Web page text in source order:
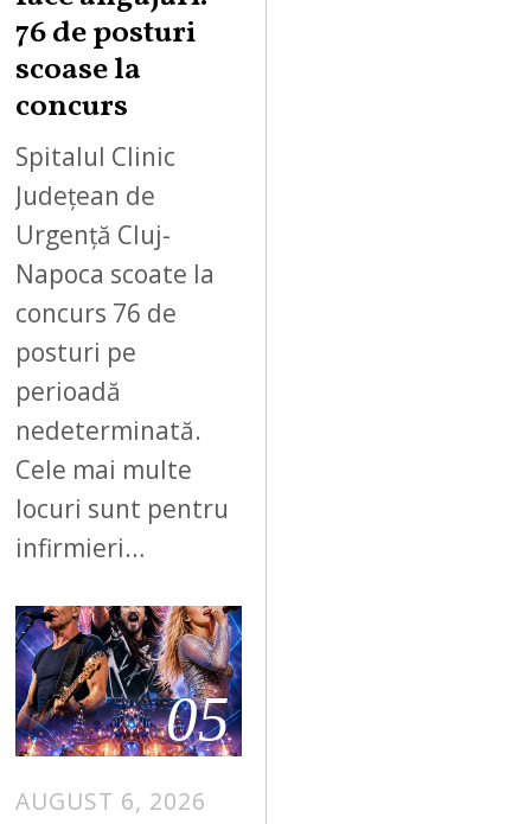
76 de posturi
scoase la
concurs
Spitalul Clinic
Județean de
Urgență Cluj-
Napoca scoate la
concurs 76 de
posturi pe
perioadă
nedeterminată.
Cele mai multe
locuri sunt pentru
infirmieri…
05
AUGUST 6, 2026